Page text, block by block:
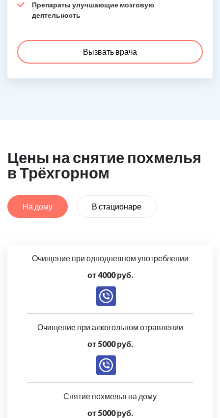
Препараты улучшающие мозговую
деятельность
Вызвать врача
Цены на снятие похмелья
в Трёхгорном
На дому В стационаре
Очищение при однодневном употреблении
от 4000 руб.
Очищение при алкогольном отравлении
от 5000 руб.
Снятие похмелья на дому
от 5000 руб.